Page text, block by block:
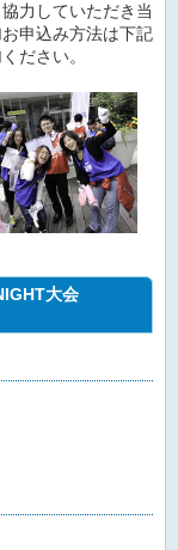
力していただき当
申込み方法は下記
ださい。
大会